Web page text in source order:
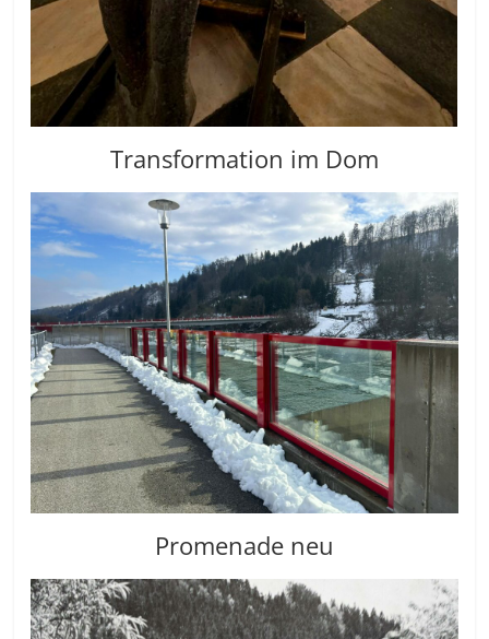
Transformation im Dom
Promenade neu